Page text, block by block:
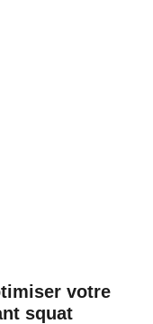
votre
squat